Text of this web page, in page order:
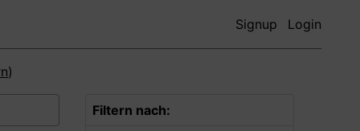
Signup Login
)
Filtern nach: